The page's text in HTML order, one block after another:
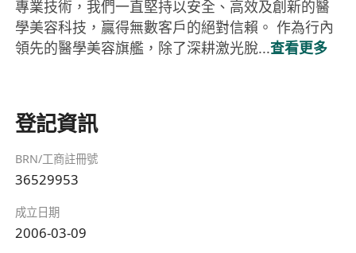
專業技術，我們一直堅持以安全、高效及創新的醫
學美容科技，贏得無數客戶的絕對信賴。 作為行內
領先的醫學美容旗艦，除了深耕激光脫...查看更多
登記資訊
BRN/工商註冊號
36529953
成立日期
2006-03-09